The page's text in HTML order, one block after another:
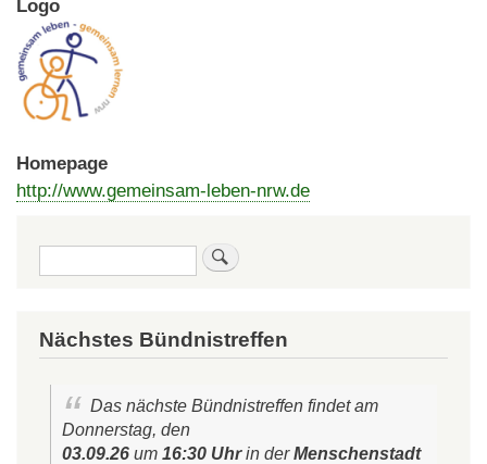
Logo
Homepage
http://www.gemeinsam-leben-nrw.de
Nächstes Bündnistreffen
Das nächste Bündnistreffen findet am
Donnerstag, den
03.09.26 um 16:30 Uhrin derMenschenstadt